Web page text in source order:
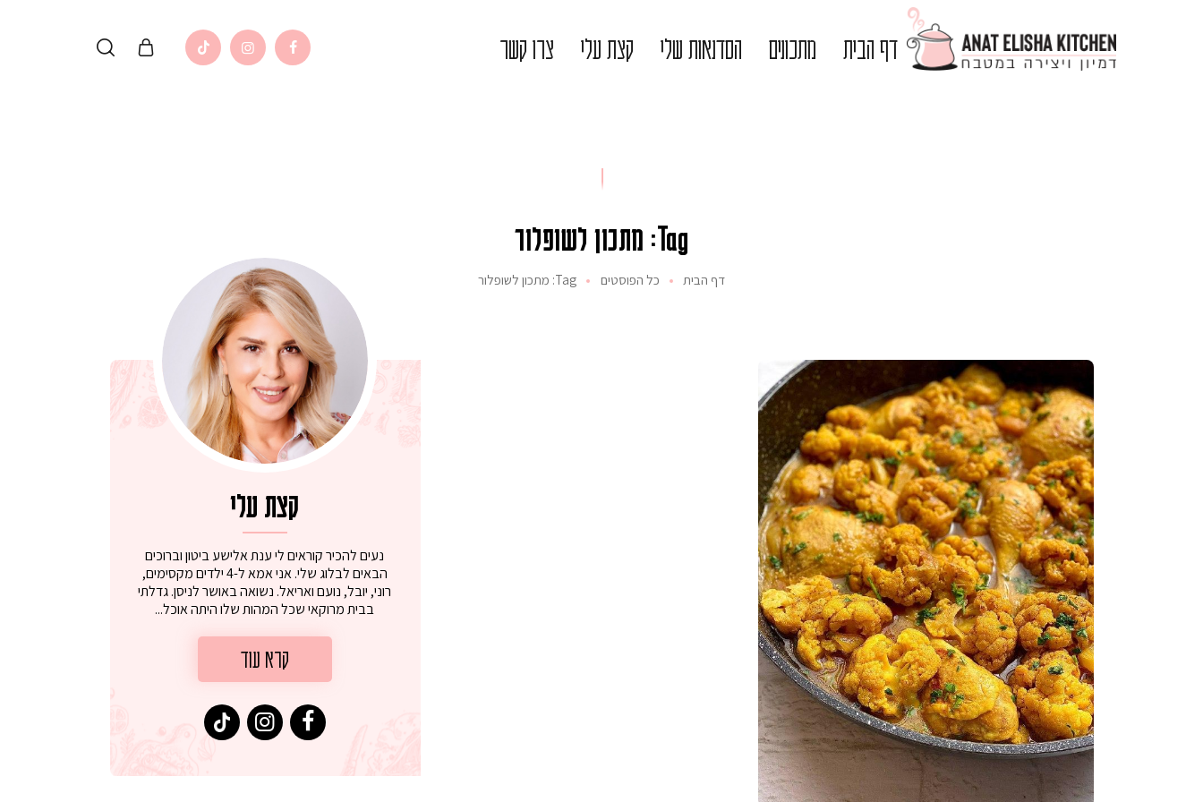
דף הבית מתכונים הסדנאות שלי קצת עלי צרו קשר
Tag: מתכון לשופלור
דף הבית כל הפוסטים Tag: מתכון לשופלור
קצת עלי
נעים להכיר קוראים לי ענת אלישע ביטון וברוכים
הבאים לבלוג שלי. אני אמא ל-4 ילדים מקסימים,
רוני, יובל, נועם ואריאל. נשואה באושר לניסן. גדלתי
בבית מרוקאי שכל המהות שלו היתה אוכל...
קרא עוד